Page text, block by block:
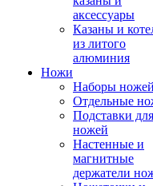
аксессуары
Казаны и
из литого
алюминия
Ножи
Наборы ножей
Отдельные
Подставки для
ножей
Настенные и
магнитные
держатели